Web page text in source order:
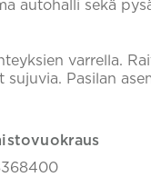
autohalli sekä
varrella.
Pasilan